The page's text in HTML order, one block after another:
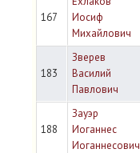
167
Иосиф
Михайлович
183
Зверев
Василий
Павлович
188
Зауэр
Иоганнес
Иоганнесович